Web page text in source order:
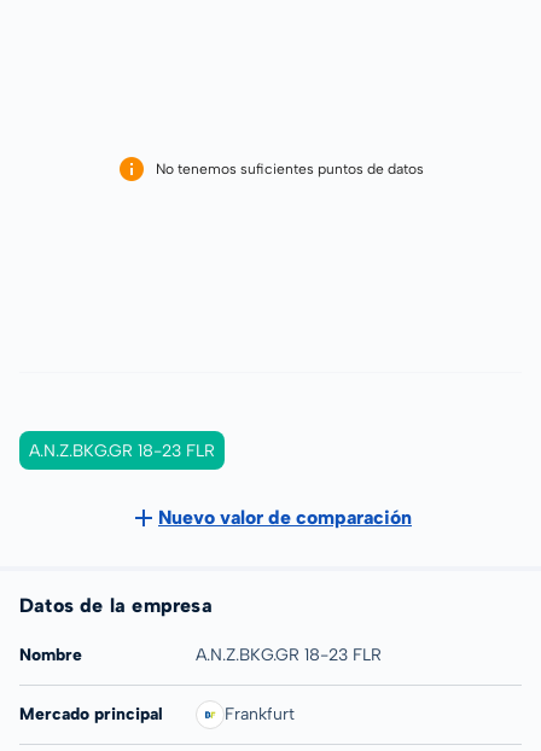
No tenemos suficientes puntos de datos
A.N.Z.BKG.GR 18-23 FLR
Nuevo valor de comparación
Datos de la empresa
Nombre A.N.Z.BKG.GR 18-23 FLR
Mercado principal Frankfurt